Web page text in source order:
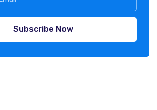
Subscribe Now